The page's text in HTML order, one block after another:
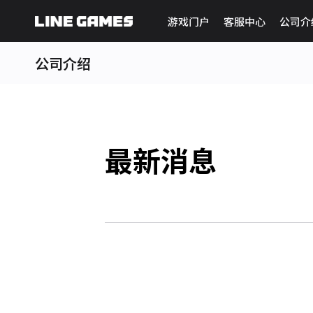
游戏门户 客服中心 公司
公司介绍
最新消息